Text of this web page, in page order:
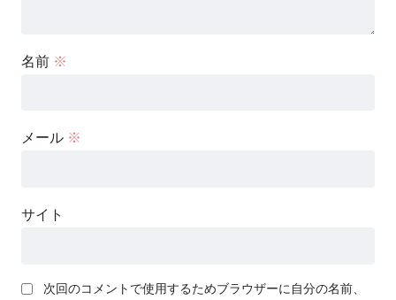
名前 ※
メール ※
サイト
次回のコメントで使用するためブラウザーに自分の名前、